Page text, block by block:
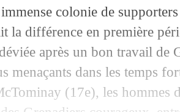
colonie de
la différence en première
après un bon travail de
menaçants dans les temps
(17e), les hommes
: Lamouchi, pas de fausses
: Ouahbi fier des joueurs,
: Bouaddi a séduit Marquinhos